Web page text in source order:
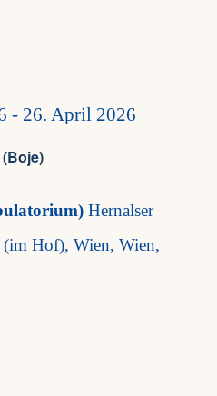
- 26. April 2026
Hernalser
(im Hof), Wien, Wien,